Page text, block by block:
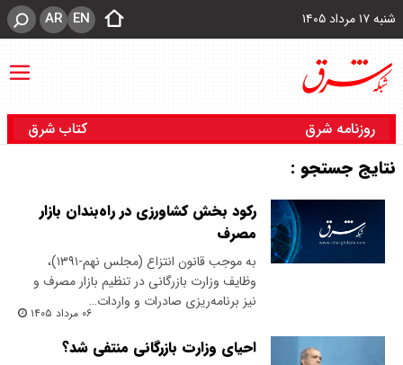
شنبه ۱۷ مرداد ۱۴۰۵ EN
AR
روزنامه شرق کتاب شرق
نتایج جستجو :
رکود بخش کشاورزی در راه‌بندان بازار
مصرف
به موجب قانون انتزاع (مجلس نهم-۱۳۹۱)،
وظایف وزارت بازرگانی در تنظیم بازار مصرف و
نیز برنامه‌ریزی صادرات و واردات…
۰۶ مرداد ۱۴۰۵
احیای وزارت بازرگانی منتفی شد؟